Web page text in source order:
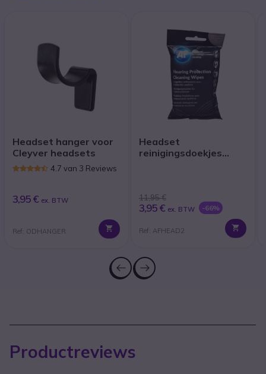
Headset hanger voor
Cleyver headsets
4.7 van 3 Reviews
3,95 € ex. BTW
Ref: ODHANGER
Headset
reinigingsdoekjes
11,95 €
3,95 € ex. BTW -66%
Ref: AFHEAD2
Productreviews